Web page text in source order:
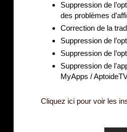
Suppression de
des problèmes
Correction de la
Suppression de
Suppression de
Suppression de
MyApps /
Cliquez ici pour voir les